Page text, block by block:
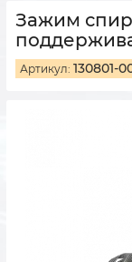
Зажим
Артикул: 130801-